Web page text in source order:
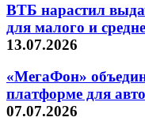
ВТБ нарастил
для малого и
13.07.2026
«МегаФон»
платформе для
07.07.2026